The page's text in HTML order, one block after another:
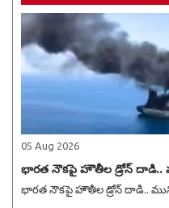
05 Aug 2026
భారత నౌకపై హౌతీల డ్రోన్ దాడి..
భారత నౌకపై హౌతీల డ్రోన్ దాడి..